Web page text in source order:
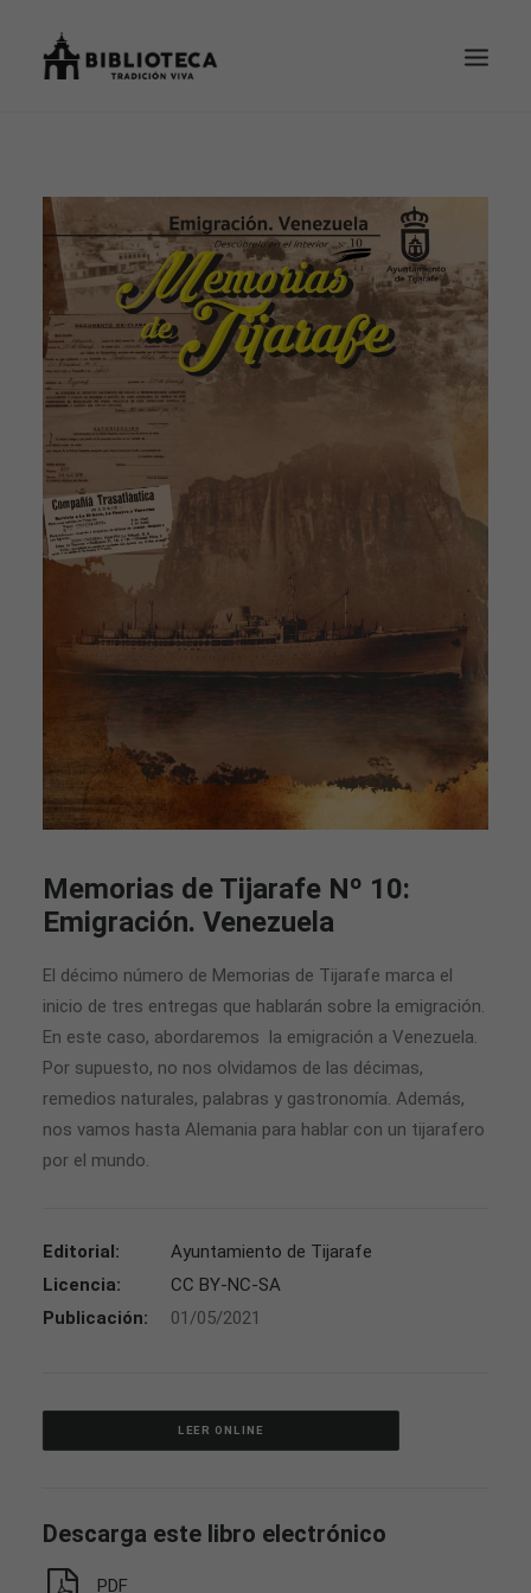
Memorias de Tijarafe Nº 10:
Emigración. Venezuela
El décimo número de Memorias de Tijarafe marca el
inicio de tres entregas que hablarán sobre la emigración.
En este caso, abordaremos la emigración a Venezuela.
Por supuesto, no nos olvidamos de las décimas,
remedios naturales, palabras y gastronomía. Además,
nos vamos hasta Alemania para hablar con un tijarafero
por el mundo.
Editorial:
Ayuntamiento de Tijarafe
Licencia:
CC BY-NC-SA
Publicación:
01/05/2021
LEER ONLINE
Descarga este libro electrónico
PDF